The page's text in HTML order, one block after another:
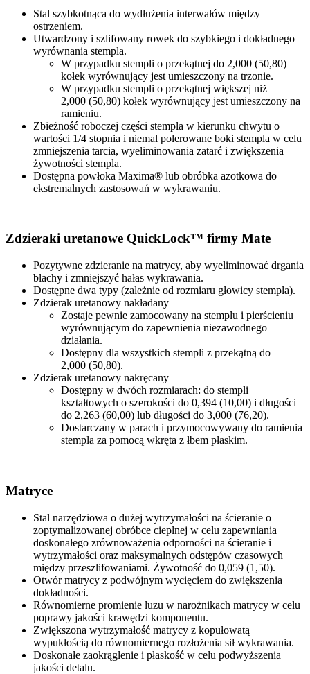
Stal szybkotnąca do wydłużenia interwałów między
ostrzeniem.
Utwardzony i szlifowany rowek do szybkiego i dokładnego
wyrównania stempla.
W przypadku stempli o przekątnej do 2,000 (50,80)
kołek wyrównujący jest umieszczony na trzonie.
W przypadku stempli o przekątnej większej niż
2,000 (50,80) kołek wyrównujący jest umieszczony na
ramieniu.
Zbieżność roboczej części stempla w kierunku chwytu o
wartości 1/4 stopnia i niemal polerowane boki stempla w celu
zmniejszenia tarcia, wyeliminowania zatarć i zwiększenia
żywotności stempla.
Dostępna powłoka Maxima® lub obróbka azotkowa do
ekstremalnych zastosowań w wykrawaniu.
Zdzieraki uretanowe QuickLock™ firmy Mate
Pozytywne zdzieranie na matrycy, aby wyeliminować drgania
blachy i zmniejszyć hałas wykrawania.
Dostępne dwa typy (zależnie od rozmiaru głowicy stempla).
Zdzierak uretanowy nakładany
Zostaje pewnie zamocowany na stemplu i pierścieniu
wyrównującym do zapewnienia niezawodnego
działania.
Dostępny dla wszystkich stempli z przekątną do
2,000 (50,80).
Zdzierak uretanowy nakręcany
Dostępny w dwóch rozmiarach: do stempli
kształtowych o szerokości do 0,394 (10,00) i długości
do 2,263 (60,00) lub długości do 3,000 (76,20).
Dostarczany w parach i przymocowywany do ramienia
stempla za pomocą wkręta z łbem płaskim.
Matryce
Stal narzędziowa o dużej wytrzymałości na ścieranie o
zoptymalizowanej obróbce cieplnej w celu zapewniania
doskonałego zrównoważenia odporności na ścieranie i
wytrzymałości oraz maksymalnych odstępów czasowych
między przeszlifowaniami. Żywotność do 0,059 (1,50).
Otwór matrycy z podwójnym wycięciem do zwiększenia
dokładności.
Równomierne promienie luzu w narożnikach matrycy w celu
poprawy jakości krawędzi komponentu.
Zwiększona wytrzymałość matrycy z kopułowatą
wypukłością do równomiernego rozłożenia sił wykrawania.
Doskonałe zaokrąglenie i płaskość w celu podwyższenia
jakości detalu.